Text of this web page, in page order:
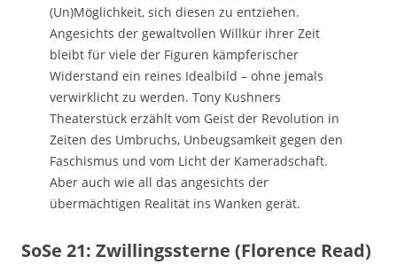
(Un)Möglichkeit, sich diesen zu entziehen.
Angesichts der gewaltvollen Willkür ihrer Zeit
bleibt für viele der Figuren kämpferischer
Widerstand ein reines Idealbild – ohne jemals
verwirklicht zu werden. Tony Kushners
Theaterstück erzählt vom Geist der Revolution in
Zeiten des Umbruchs, Unbeugsamkeit gegen den
Faschismus und vom Licht der Kameradschaft.
Aber auch wie all das angesichts der
übermächtigen Realität ins Wanken gerät.
SoSe 21: Zwillingssterne (Florence Read)